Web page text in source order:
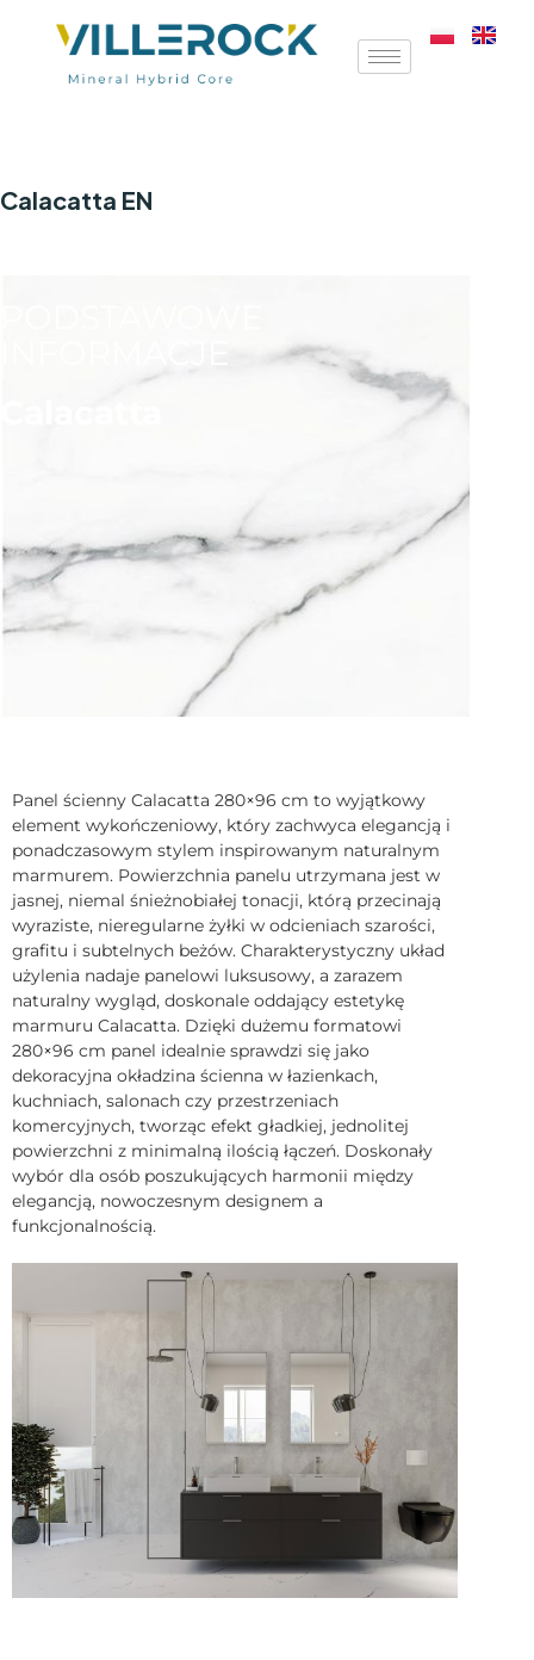
Calacatta EN
Panel ścienny Calacatta 280×96 cm to wyjątkowy
element wykończeniowy, który zachwyca elegancją i
ponadczasowym stylem inspirowanym naturalnym
marmurem. Powierzchnia panelu utrzymana jest w
jasnej, niemal śnieżnobiałej tonacji, którą przecinają
wyraziste, nieregularne żyłki w odcieniach szarości,
grafitu i subtelnych beżów. Charakterystyczny układ
użylenia nadaje panelowi luksusowy, a zarazem
naturalny wygląd, doskonale oddający estetykę
marmuru Calacatta. Dzięki dużemu formatowi
280×96 cm panel idealnie sprawdzi się jako
dekoracyjna okładzina ścienna w łazienkach,
kuchniach, salonach czy przestrzeniach
komercyjnych, tworząc efekt gładkiej, jednolitej
powierzchni z minimalną ilością łączeń. Doskonały
wybór dla osób poszukujących harmonii między
elegancją, nowoczesnym designem a
funkcjonalnością.